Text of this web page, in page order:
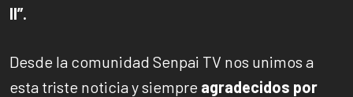
II”.
Desde la comunidad Senpai TV nos unimos a
esta triste noticia y siempre agradecidos por